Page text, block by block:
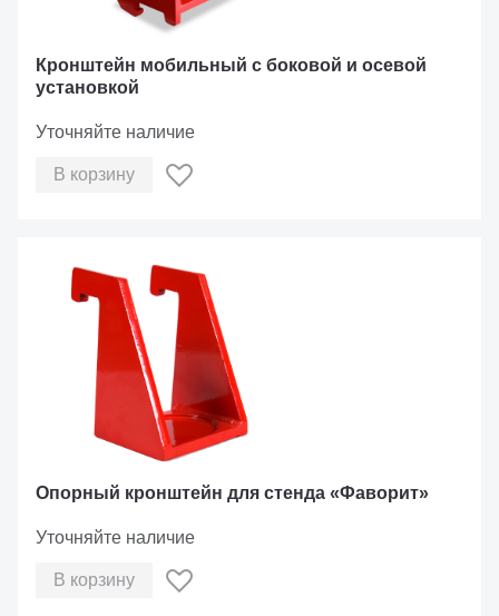
Кронштейн мобильный с боковой и осевой
установкой
Уточняйте наличие
В корзину
Опорный кронштейн для стенда «Фаворит»
Уточняйте наличие
В корзину